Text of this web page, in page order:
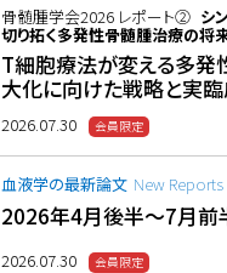
骨髄腫学会2026 レポート② シ
切り拓く多発性骨髄腫治療の将来
T細胞療法が変える多
大化に向けた戦略と実
2026.07.30
血液学の最新論文 New
2026年4月後半〜7月前
2026.07.30